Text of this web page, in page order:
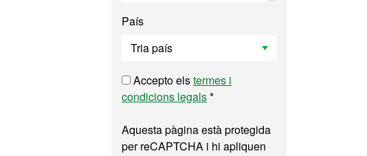
País
Accepto elstermes i
condicions legals*
Aquesta pàgina està protegida
per reCAPTCHA i hi apliquen